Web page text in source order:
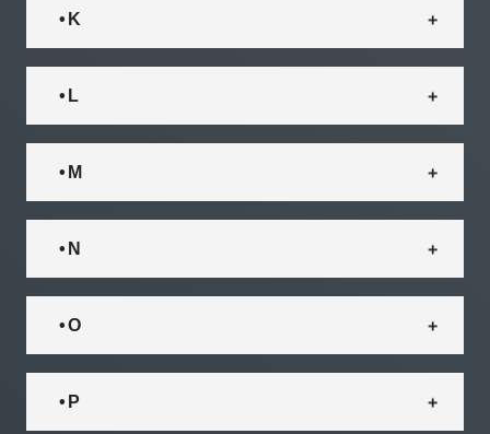
• K
• L
• M
• N
• O
• P